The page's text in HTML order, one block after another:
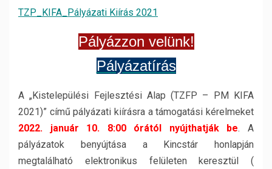
TZP_KIFA_Pályázati Kiírás 2021
Pályázzon velünk!
Pályázatírás
A „Kistelepülési Fejlesztési Alap (TZFP – PM KIFA
2021)” című pályázati kiírásra a támogatási kérelmeket
2022. január 10. 8:00 órától nyújthatják be. A
pályázatok benyújtása a Kincstár honlapján
megtalálható elektronikus felületen keresztül (